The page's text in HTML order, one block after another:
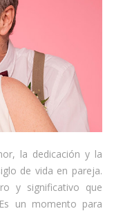
la dedicación y la
de vida en pareja.
y significativo que
un momento para